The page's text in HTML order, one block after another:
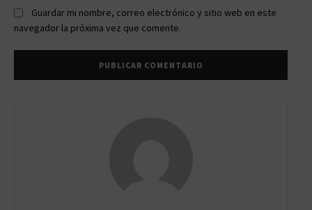
Guardar mi nombre, correo electrónico y sitio web en este
navegador la próxima vez que comente.